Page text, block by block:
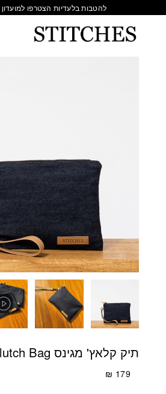
להטבות בלעדיות הצטרפו
תיק קלאץ' מגינס Clutch Bag
₪ 179